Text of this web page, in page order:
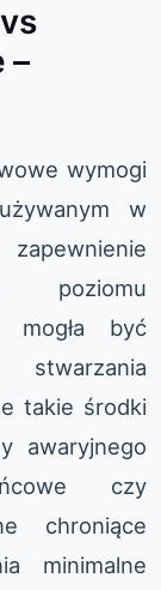
–
wymogi
w
poziomu
mogła być
takie środki
awaryjnego
czy
chroniące
minimalne